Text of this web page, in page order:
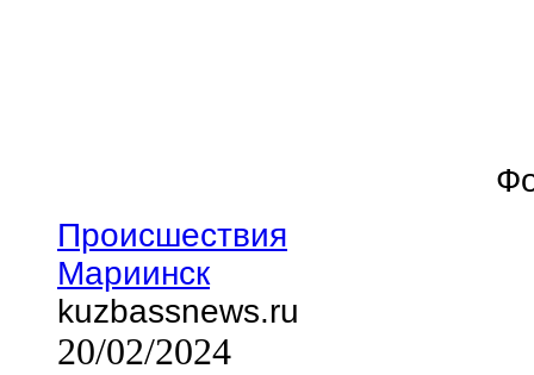
Происшествия
Мариинск
kuzbassnews.ru
20/02/2024